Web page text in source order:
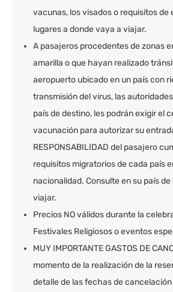
vacunas, los visados o requisitos de
lugares a donde vaya a viajar.
A pasajeros procedentes de zonas
amarilla o que hayan realizado
aeropuerto ubicado en un país con
transmisión del virus, las
país de destino, les podrán exigir el
vacunación para autorizar su
RESPONSABILIDAD del pasajero
requisitos migratorios de cada país
nacionalidad. Consulte en su país
viajar.
Precios NO válidos durante la
Festivales Religiosos o eventos
MUY IMPORTANTE GASTOS DE
momento de la realización de la
detalle de las fechas de